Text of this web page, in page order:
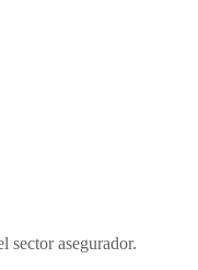
sector asegurador.